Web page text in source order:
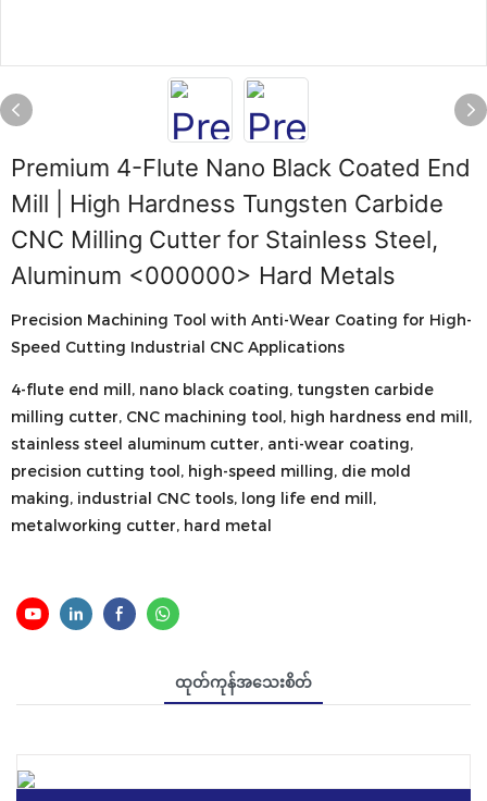
Premium 4-Flute Nano Black Coated End
Mill | High Hardness Tungsten Carbide
CNC Milling Cutter for Stainless Steel,
Aluminum <000000> Hard Metals
Precision Machining Tool with Anti-Wear Coating for High-
Speed Cutting Industrial CNC Applications
4-flute end mill, nano black coating, tungsten carbide
milling cutter, CNC machining tool, high hardness end mill,
stainless steel aluminum cutter, anti-wear coating,
precision cutting tool, high-speed milling, die mold
making, industrial CNC tools, long life end mill,
metalworking cutter, hard metal
ထုတ်ကုန်အသေးစိတ်